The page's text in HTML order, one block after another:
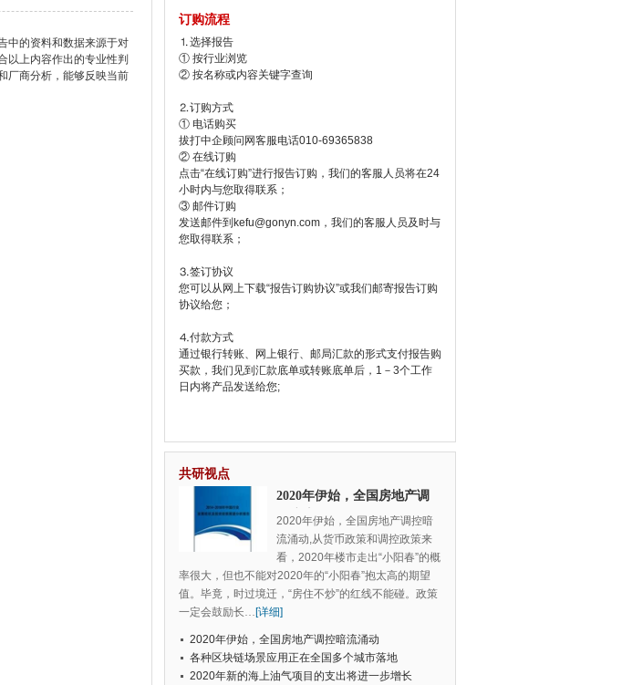
中的资料和数据来源于对
以上内容作出的专业性判
厂商分析，能够反映当前
订购流程
⒈选择报告
① 按行业浏览
② 按名称或内容关键字查询
⒉订购方式
① 电话购买
拔打中企顾问网客服电话010-69365838
② 在线订购
点击“在线订购”进行报告订购，我们的客服人员将在24
小时内与您取得联系；
③ 邮件订购
发送邮件到kefu@gonyn.com，我们的客服人员及时与
您取得联系；
⒊签订协议
您可以从网上下载“报告订购协议”或我们邮寄报告订购
协议给您；
⒋付款方式
通过银行转账、网上银行、邮局汇款的形式支付报告购
买款，我们见到汇款底单或转账底单后，1－3个工作
日内将产品发送给您;
共研视点
2020年伊始，全国房地产调
控暗流涌动
2020年伊始，全国房地产调控暗
流涌动,从货币政策和调控政策来
看，2020年楼市走出“小阳春”的概
率很大，但也不能对2020年的“小阳春”抱太高的期望
值。毕竟，时过境迁，“房住不炒”的红线不能碰。政策
一定会鼓励长…[详细]
2020年伊始，全国房地产调控暗流涌动
各种区块链场景应用正在全国多个城市落地
2020年新的海上油气项目的支出将进一步增长